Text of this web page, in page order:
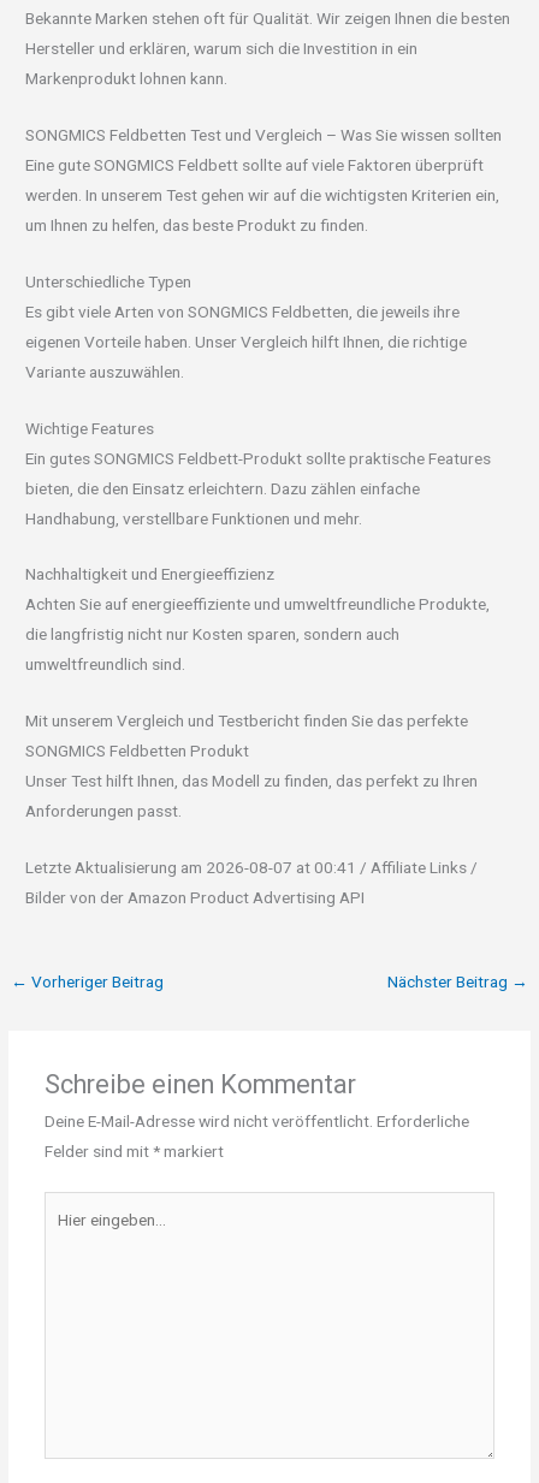
Bekannte Marken stehen oft für Qualität. Wir zeigen Ihnen die besten
Hersteller und erklären, warum sich die Investition in ein
Markenprodukt lohnen kann.
SONGMICS Feldbetten Test und Vergleich – Was Sie wissen sollten
Eine gute SONGMICS Feldbett sollte auf viele Faktoren überprüft
werden. In unserem Test gehen wir auf die wichtigsten Kriterien ein,
um Ihnen zu helfen, das beste Produkt zu finden.
Unterschiedliche Typen
Es gibt viele Arten von SONGMICS Feldbetten, die jeweils ihre
eigenen Vorteile haben. Unser Vergleich hilft Ihnen, die richtige
Variante auszuwählen.
Wichtige Features
Ein gutes SONGMICS Feldbett-Produkt sollte praktische Features
bieten, die den Einsatz erleichtern. Dazu zählen einfache
Handhabung, verstellbare Funktionen und mehr.
Nachhaltigkeit und Energieeffizienz
Achten Sie auf energieeffiziente und umweltfreundliche Produkte,
die langfristig nicht nur Kosten sparen, sondern auch
umweltfreundlich sind.
Mit unserem Vergleich und Testbericht finden Sie das perfekte
SONGMICS Feldbetten Produkt
Unser Test hilft Ihnen, das Modell zu finden, das perfekt zu Ihren
Anforderungen passt.
Letzte Aktualisierung am 2026-08-07 at 00:41 / Affiliate Links /
Bilder von der Amazon Product Advertising API
← Vorheriger Beitrag Nächster Beitrag →
Schreibe einen Kommentar
Deine E-Mail-Adresse wird nicht veröffentlicht. Erforderliche
Felder sind mit*markiert
eingeben…